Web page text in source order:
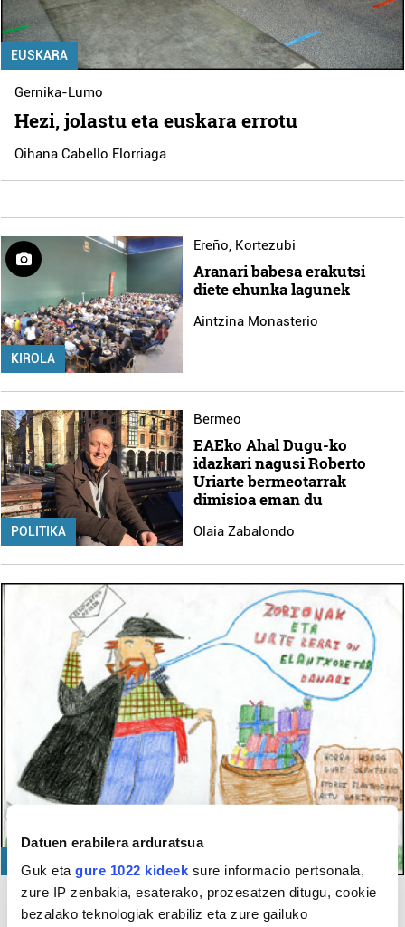
Datuen erabilera arduratsua
Guk eta gure 1022 kideek sure informacio pertsonala,
zure IP zenbakia, esaterako, prozesatzen ditugu, cookie
bezalako teknologiak erabiliz eta zure gailuko
EUSKARA
Gernika-Lumo
Hezi, jolastu eta euskara errotu
Oihana Cabello Elorriaga
KIROLA
Ereño, Kortezubi
Aranari babesa erakutsi
diete ehunka lagunek
Aintzina Monasterio
POLITIKA
Bermeo
EAEko Ahal Dugu-ko
idazkari nagusi Roberto
Uriarte bermeotarrak
dimisioa eman du
Olaia Zabalondo
Muxika